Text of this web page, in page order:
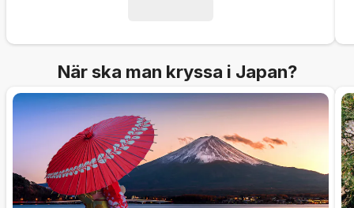
När ska man kryssa i Japan?